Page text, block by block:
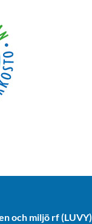
och miljö rf (LUVY)